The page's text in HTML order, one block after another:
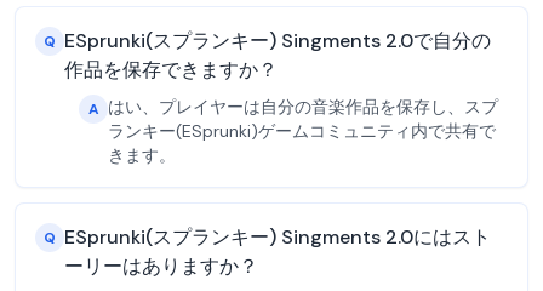
Q ESprunki(スプランキー) Singments 2.0で自分の
作品を保存できますか？
A はい、プレイヤーは自分の音楽作品を保存し、スプ
ランキー(ESprunki)ゲームコミュニティ内で共有で
きます。
Q ESprunki(スプランキー) Singments 2.0にはスト
ーリーはありますか？